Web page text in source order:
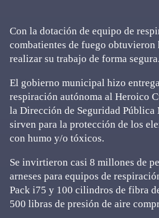
Con la dotación de equipo de
combatientes de fuego obtuvieron
realizar su trabajo de forma segura.
El gobierno municipal hizo
respiración autónoma al Heroico
la Dirección de Seguridad
sirven para la protección de los
con humo y/o tóxicos.
Se invirtieron casi 8 millones de
arneses para equipos de
Pack i75 y 100 cilindros de fibra
500 libras de presión de aire